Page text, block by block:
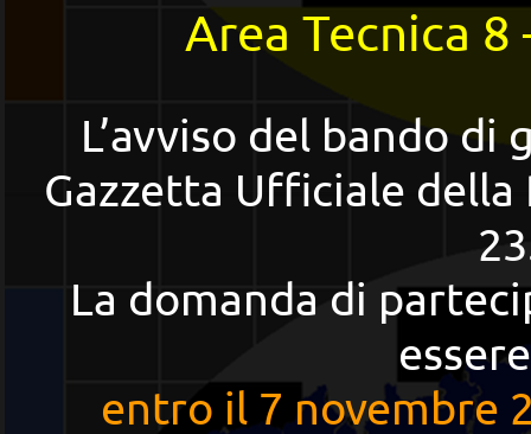
Area Tecnica 8
L’avviso del bando
Gazzetta Ufficiale della
La domanda di
entro il 7 novembre